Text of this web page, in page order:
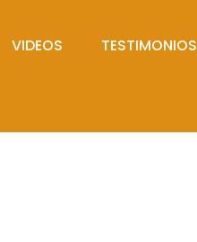
VIDEOS
TESTIMONIOS